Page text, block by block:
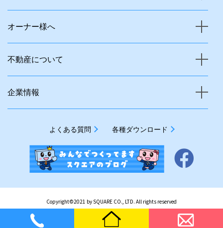
オーナー様へ
不動産について
企業情報
よくある質問 各種ダウンロード
Copyright©2021 by SQUARE CO., LTD. All rights reserved